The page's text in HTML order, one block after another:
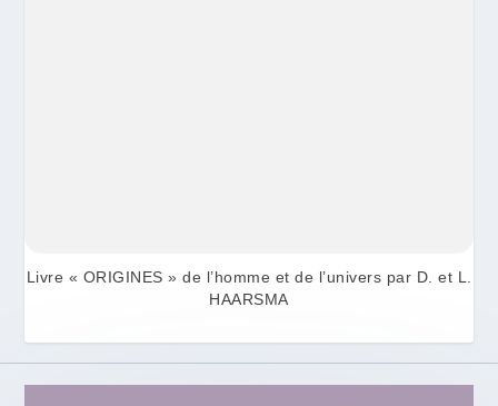
Livre « ORIGINES » de l’homme et de l’univers par D. et L.
HAARSMA